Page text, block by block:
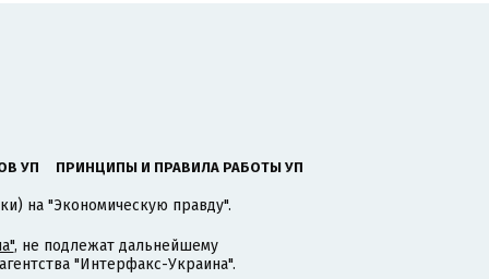
УП ПРИНЦИПЫ И ПРАВИЛА РАБОТЫ УП
на "Экономическую правду".
, не подлежат дальнейшему
"Интерфакс-Украина".